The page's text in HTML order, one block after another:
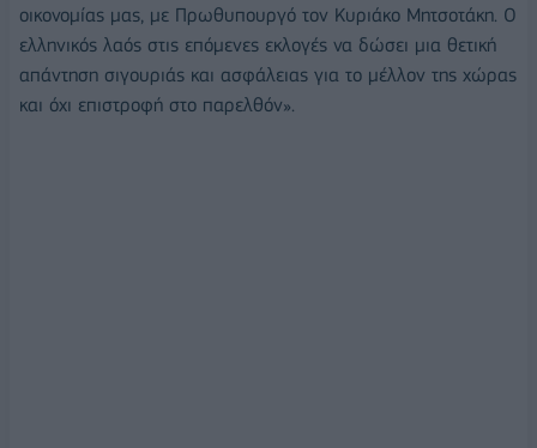
οικονομίας μας, με Πρωθυπουργό τον Κυριάκο Μητσοτάκη. Ο
ελληνικός λαός στις επόμενες εκλογές να δώσει μια θετική
απάντηση σιγουριάς και ασφάλειας για το μέλλον της χώρας
και όχι επιστροφή στο παρελθόν».